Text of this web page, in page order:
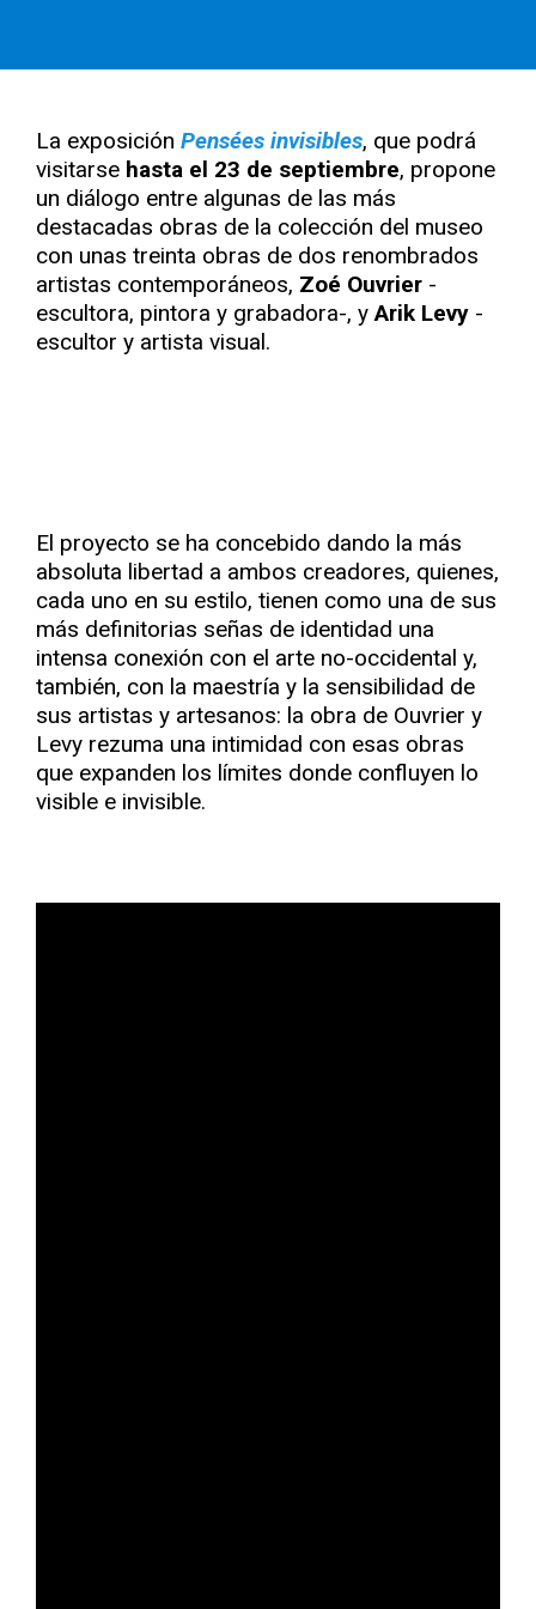
La exposición Pensées invisibles, que podrá
visitarse hasta el 23 de septiembre, propone
un diálogo entre algunas de las más
destacadas obras de la colección del museo
con unas treinta obras de dos renombrados
artistas contemporáneos, Zoé Ouvrier -
escultora, pintora y grabadora-, yArik Levy -
escultor y artista visual.
El proyecto se ha concebido dando la más
absoluta libertad a ambos creadores, quienes,
cada uno en su estilo, tienen como una de sus
más definitorias señas de identidad una
intensa conexión con el arte no-occidental y,
también, con la maestría y la sensibilidad de
sus artistas y artesanos: la obra de Ouvrier y
Levy rezuma una intimidad con esas obras
que expanden los límites donde confluyen lo
visible e invisible.